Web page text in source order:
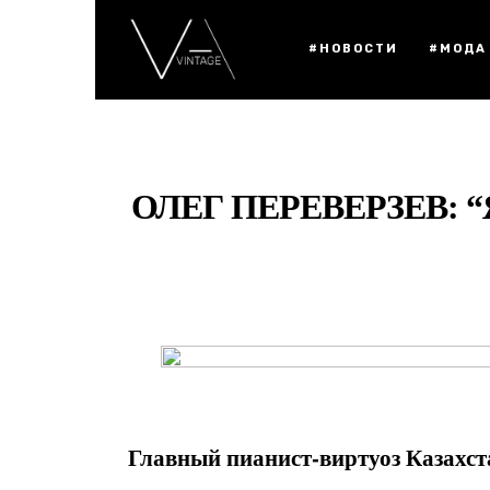
#НОВОСТИ #МОДА
ОЛЕГ ПЕРЕВЕРЗЕВ:
Главный пианист-виртуоз